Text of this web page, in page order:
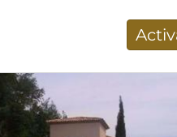
correo electrónico